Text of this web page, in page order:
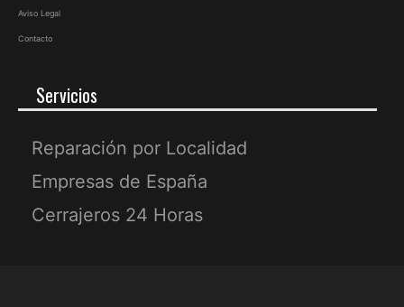
Aviso Legal
Contacto
Servicios
Reparación por Localidad
Empresas de España
Cerrajeros 24 Horas